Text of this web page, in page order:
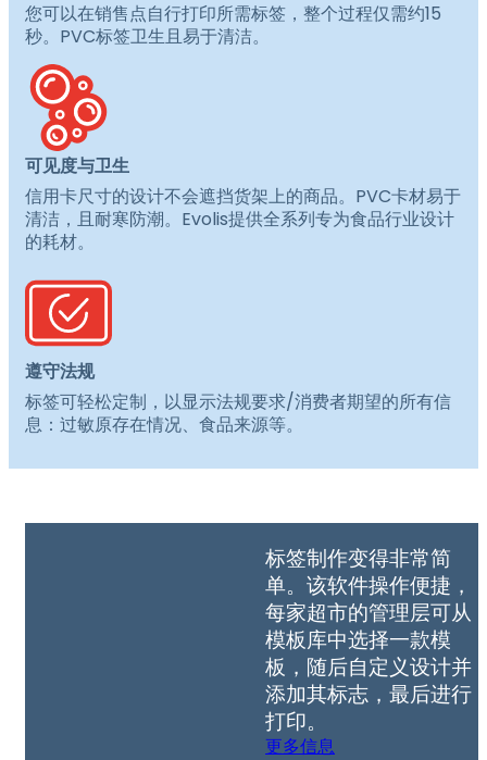
您可以在销售点自行打印所需标签，整个过程仅需约15
秒。PVC标签卫生且易于清洁。
可见度与卫生
信用卡尺寸的设计不会遮挡货架上的商品。PVC卡材易于
清洁，且耐寒防潮。Evolis提供全系列专为食品行业设计
的耗材。
遵守法规
标签可轻松定制，以显示法规要求/消费者期望的所有信
息：过敏原存在情况、食品来源等。
标签制作变得非常简
单。该软件操作便捷，
每家超市的管理层可从
模板库中选择一款模
板，随后自定义设计并
添加其标志，最后进行
打印。
更多信息